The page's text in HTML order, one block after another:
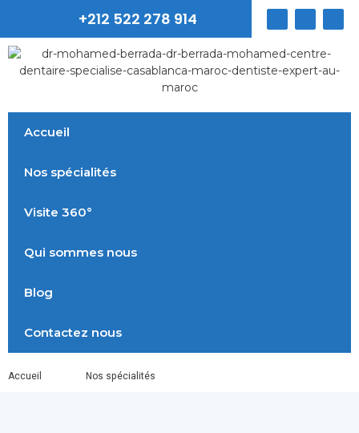
+212 522 278 914
Accueil
Nos spécialités
Visite 360°
Qui sommes nous
Blog
Contactez nous
Accueil Nos spécialités